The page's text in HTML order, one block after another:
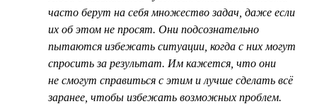
часто берут на себя множество задач, даже если
их об этом не просят. Они подсознательно
пытаются избежать ситуации, когда с них могут
спросить за результат. Им кажется, что они
не смогут справиться с этим и лучше сделать всё
заранее, чтобы избежать возможных проблем.